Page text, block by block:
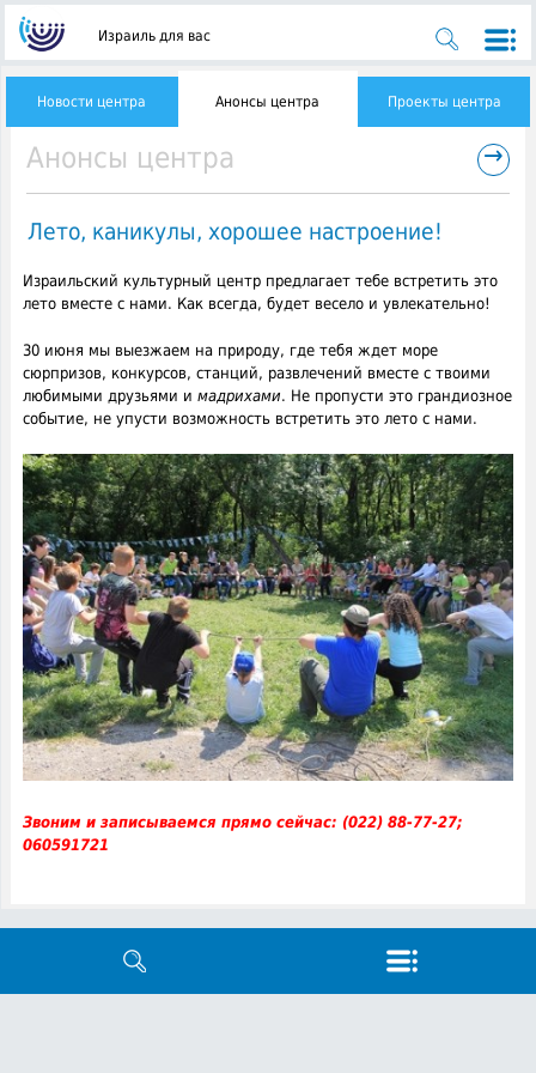
Израиль для вас
Новости центра Анонсы центра Проекты центра
Анонсы центра →
Лето, каникулы, хорошее настроение!
Израильский культурный центр предлагает тебе встретить это
лето вместе с нами. Как всегда, будет весело и увлекательно!
30 июня мы выезжаем на природу, где тебя ждет море
сюрпризов, конкурсов, станций, развлечений вместе с твоими
любимыми друзьями и мадрихами. Не пропусти это грандиозное
событие, не упусти возможность встретить это лето с нами.
Звоним и записываемся прямо сейчас: (022) 88-77-27;
060591721